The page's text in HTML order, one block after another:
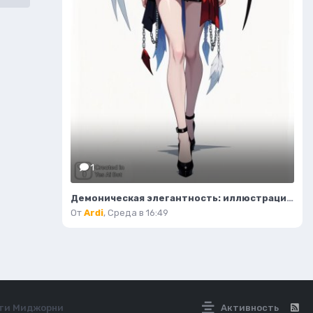
1
Демоническая элегантность: иллюстрация высокой моды в стиле фэнтези. Нейросеть Flux.1
От Ardi, Среда в 16:49
Активность
Миджорни